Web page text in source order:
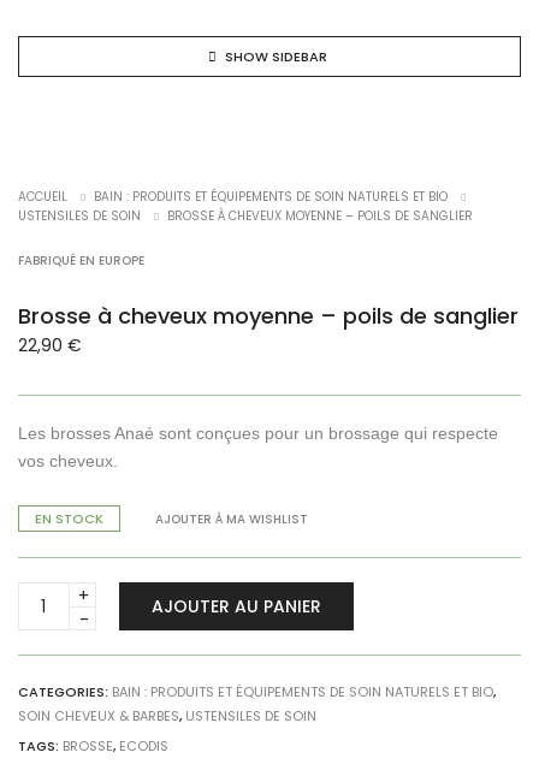
SHOW SIDEBAR
ACCUEIL
BAIN : PRODUITS ET ÉQUIPEMENTS DE SOIN NATURELS ET BIO
USTENSILES DE SOIN
BROSSE À CHEVEUX MOYENNE – POILS DE SANGLIER
FABRIQUÉ EN EUROPE
Brosse à cheveux moyenne – poils de sanglier
22,90 €
Les brosses Anaé sont conçues pour un brossage qui respecte
vos cheveux.
EN STOCK
Brosse
-
poils
de
AJOUTER AU PANIER
AJOUTER À MA WISHLIST
CATEGORIES: BAIN : PRODUITS ET ÉQUIPEMENTS DE SOIN NATURELS ET BIO,
SOIN CHEVEUX & BARBES, USTENSILES DE SOIN
TAGS: BROSSE, ECODIS